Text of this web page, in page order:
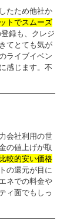
たため他社か
トでスムーズ
録も、クレジ
てとても気が
ライブイベン
感じます。不
会社利用の世
の値上げが取
比較的安い価格
の還元が目に
ネでの料金や
ィ面でもしっ